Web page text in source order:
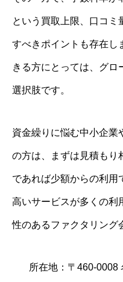
という買取上限、口コミ
すべきポイントも存在し
きる方にとっては、グロ
選択肢です。
資金繰りに悩む中小企業
の方は、まずは見積もり
であれば少額からの利用
高いサービスが多くの利
性のあるファクタリング
所在地：〒460-0008